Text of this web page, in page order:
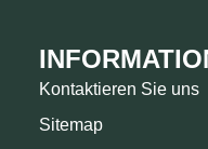
Kontaktieren Sie uns
Sitemap